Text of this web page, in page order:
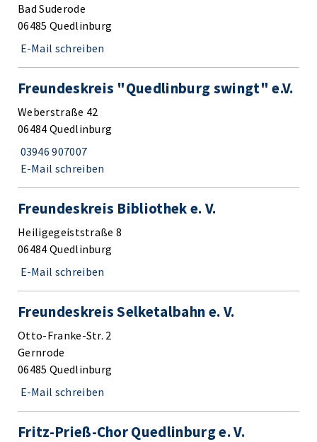
Bad Suderode
06485 Quedlinburg
E-Mail schreiben
Freundeskreis "Quedlinburg swingt" e.V.
Weberstraße 42
06484 Quedlinburg
03946 907007
E-Mail schreiben
Freundeskreis Bibliothek e. V.
Heiligegeiststraße 8
06484 Quedlinburg
E-Mail schreiben
Freundeskreis Selketalbahn e. V.
Otto-Franke-Str. 2
Gernrode
06485 Quedlinburg
E-Mail schreiben
Fritz-Prieß-Chor Quedlinburg e. V.